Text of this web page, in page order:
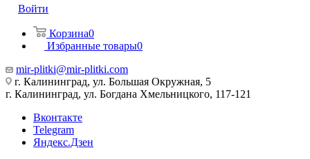
Войти
Корзина0
Избранные товары0
mir-plitki@mir-plitki.com
г. Калининград, ул. Большая Окружная, 5
г. Калининград, ул. Богдана Хмельницкого, 117-121
Вконтакте
Telegram
Яндекс.Дзен